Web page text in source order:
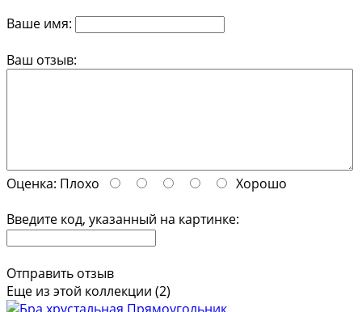
Ваше имя:
Ваш отзыв:
Оценка: Плохо
Хорошо
Введите код, указанный на картинке:
Отправить отзыв
Еще из этой коллекции (2)